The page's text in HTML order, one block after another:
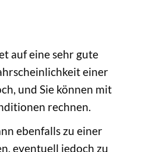
auf eine sehr gute
einer
und Sie können mit
rechnen.
ebenfalls zu einer
eventuell jedoch zu